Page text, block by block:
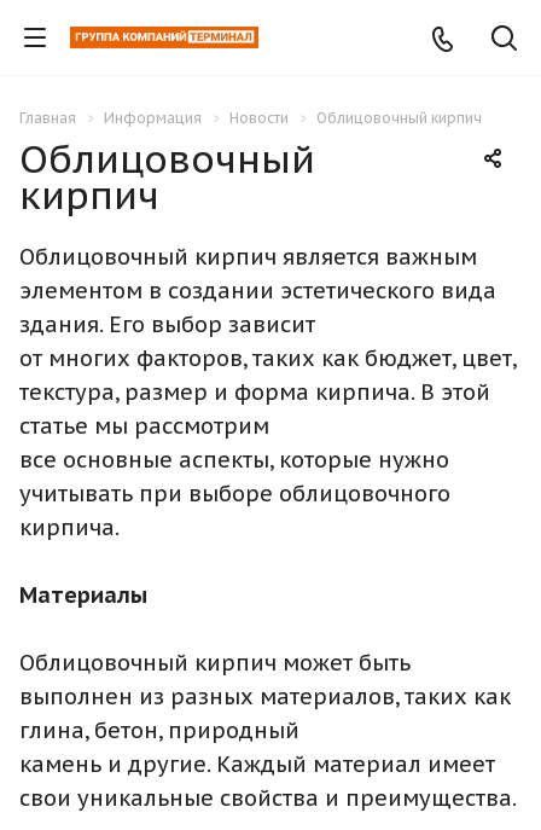
Главная Информация Новости Облицовочный кирпич
Облицовочный
кирпич
Облицовочный кирпич является важным
элементом в создании эстетического вида
здания. Его выбор зависит
от многих факторов, таких как бюджет, цвет,
текстура, размер и форма кирпича. В этой
статье мы рассмотрим
все основные аспекты, которые нужно
учитывать при выборе облицовочного
кирпича.
Материалы
Облицовочный кирпич может быть
выполнен из разных материалов, таких как
глина, бетон, природный
камень и другие. Каждый материал имеет
свои уникальные свойства и преимущества.